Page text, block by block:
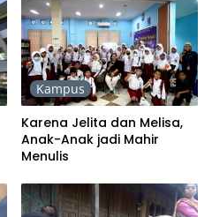
Kampus
Karena Jelita dan Melisa,
Anak-Anak jadi Mahir
Menulis